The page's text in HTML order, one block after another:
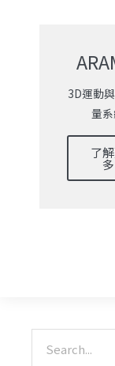
3D運動
量
了
多